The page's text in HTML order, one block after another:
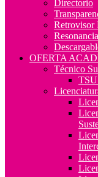
Directorio
Retrovisor
OFERTA
Técnico